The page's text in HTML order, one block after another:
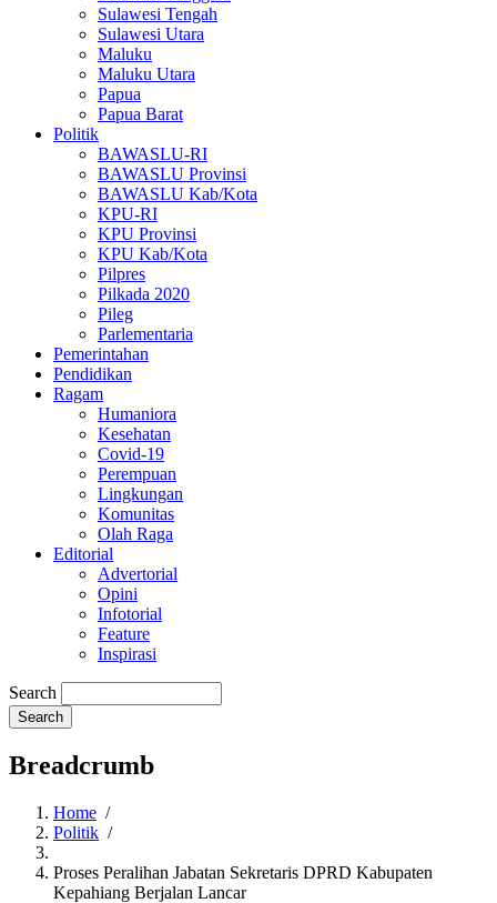
Sulawesi Tengah
Sulawesi Utara
Maluku
Maluku Utara
Papua
Papua Barat
Politik
BAWASLU-RI
BAWASLU Provinsi
BAWASLU Kab/Kota
KPU-RI
KPU Provinsi
KPU Kab/Kota
Pilpres
Pilkada 2020
Pileg
Parlementaria
Pemerintahan
Pendidikan
Ragam
Humaniora
Kesehatan
Covid-19
Perempuan
Lingkungan
Komunitas
Olah Raga
Editorial
Advertorial
Opini
Infotorial
Feature
Inspirasi
Search
Breadcrumb
Home /
Politik /
Proses Peralihan Jabatan Sekretaris DPRD Kabupaten
Kepahiang Berjalan Lancar